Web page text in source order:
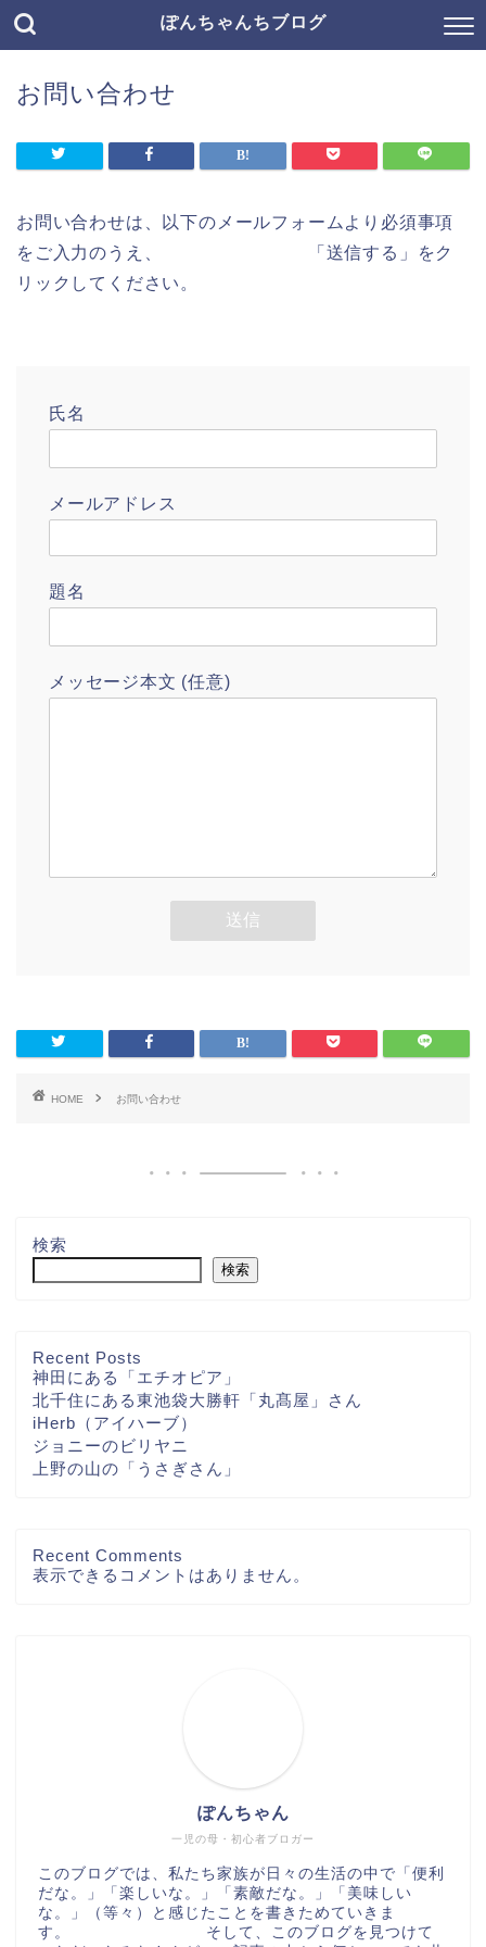
ぽんちゃんちブログ
お問い合わせ
お問い合わせは、以下のメールフォームより必須事項
をご入力のうえ、 「送信する」をク
リックしてください。
氏名
メールアドレス
題名
メッセージ本文 (任意)
HOME お問い合わせ
検索
検索
Recent Posts
神田にある「エチオピア」
北千住にある東池袋大勝軒「丸髙屋」さん
iHerb（アイハーブ）
ジョニーのビリヤニ
上野の山の「うさぎさん」
Recent Comments
表示できるコメントはありません。
一児の母・初心者ブロガー
ぽんちゃん
このブログでは、私たち家族が日々の生活の中で「便利
だな。」「楽しいな。」「素敵だな。」「美味しい
な。」（等々）と感じたことを書きためていきま
す。 そして、このブログを見つけて